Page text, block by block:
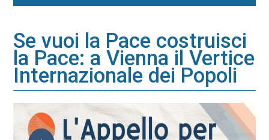
Se vuoi la Pace costruisci
la Pace: a Vienna il Vertice
Internazionale dei Popoli